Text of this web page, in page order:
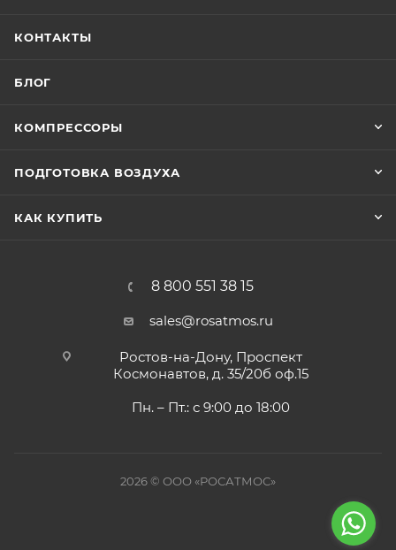
КОНТАКТЫ
БЛОГ
КОМПРЕССОРЫ
ПОДГОТОВКА ВОЗДУХА
КАК КУПИТЬ
8 800 551 38 15
sales@rosatmos.ru
Ростов-на-Дону, Проспект
Космонавтов, д. 35/20б оф.15
Пн. – Пт.: с 9:00 до 18:00
2026 © ООО «РОСАТМОС»